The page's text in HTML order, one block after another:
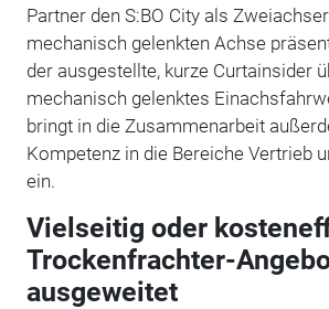
Partner den S:BO City als
mechanisch gelenkten Achse
der ausgestellte, kurze Curtainsider
mechanisch gelenktes
bringt in die Zusammenarbeit
Kompetenz in die Bereiche Vertrieb
ein.
Vielseitig oder
Trockenfrachter-
ausgeweitet